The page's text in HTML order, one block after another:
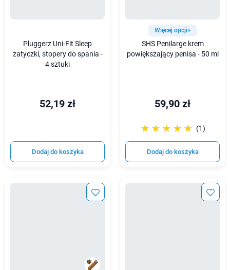
Pluggerz Uni-Fit Sleep
zatyczki, stopery do spania -
4 sztuki
52,19 zł
Dodaj do koszyka
Więcej opcji+
SHS Penilarge krem
powiększający penisa - 50 ml
59,90 zł
☆☆☆☆☆
★★★★★ (1)
Dodaj do koszyka